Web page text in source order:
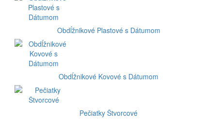
Obdĺžnikové Plastové s Dátumom
Obdĺžnikové Kovové s Dátumom
Pečiatky Štvorcové